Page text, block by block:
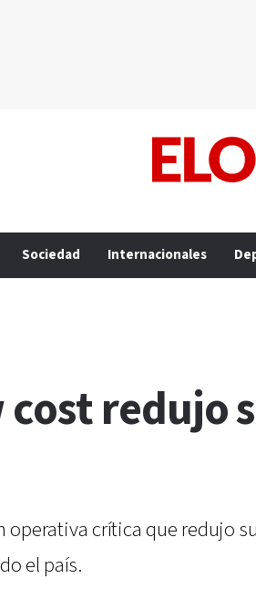
Sociedad Internacionales
redujo
crítica que redujo
el país.